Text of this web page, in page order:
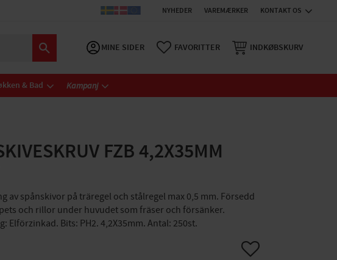
NYHEDER VAREMÆRKER KONTAKT OS
MINE SIDER FAVORITTER INDKØBSKURV
& Bad Kampanj
FZB 4,2X35MM
av spånskivor på träregel och stålregel max 0,5 mm. Försedd
och rillor under huvudet som fräser och försänker.
Elförzinkad. Bits: PH2. 4,2X35mm. Antal: 250st.
Gem som favorit